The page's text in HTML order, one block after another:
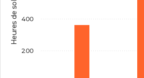
Heures de soleil
200
400